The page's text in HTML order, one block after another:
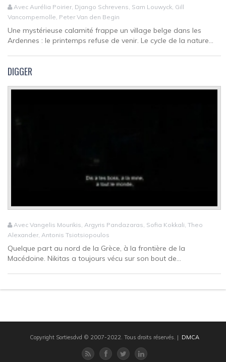
Avec Aurélia Poirier, Django Schrevens, Sam Louwyck, Gill
Vancompernolle, Peter Van den Begin
Une mystérieuse calamité frappe un village belge dans les
Ardennes : le printemps refuse de venir. Le cycle de la nature...
DIGGER
Avec Vangelis Mourikis, Argyris Pandazaras, Sofia Kokkali, Theo
Alexander, Antonis Tsiotsiopoulos
Quelque part au nord de la Grèce, à la frontière de la
Macédoine. Nikitas a toujours vécu sur son bout de...
Copyright Sortiesdvd © 2007-2022. Tous droits réservés. | DMCA